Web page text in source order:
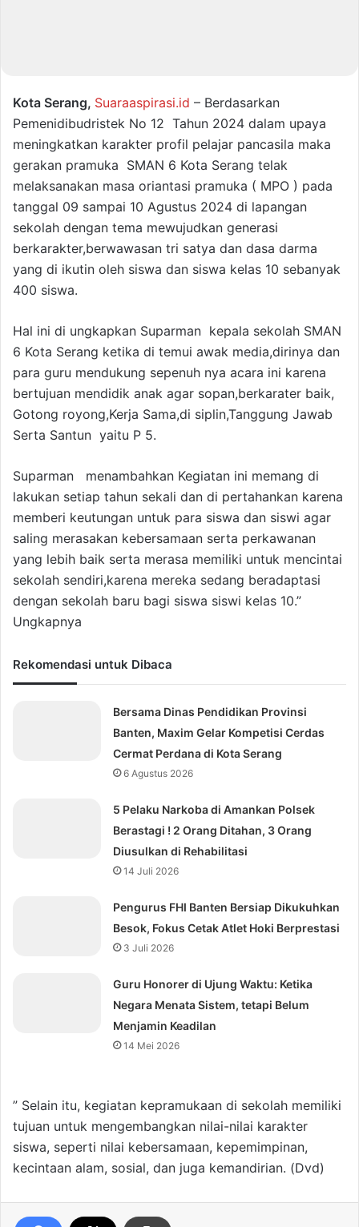
Kota Serang, Suaraaspirasi.id – Berdasarkan
Pemenidibudristek No 12 Tahun 2024 dalam upaya
meningkatkan karakter profil pelajar pancasila maka
gerakan pramuka SMAN 6 Kota Serang telak
melaksanakan masa oriantasi pramuka ( MPO ) pada
tanggal 09 sampai 10 Agustus 2024 di lapangan
sekolah dengan tema mewujudkan generasi
berkarakter,berwawasan tri satya dan dasa darma
yang di ikutin oleh siswa dan siswa kelas 10 sebanyak
400 siswa.
Hal ini di ungkapkan Suparman kepala sekolah SMAN
6 Kota Serang ketika di temui awak media,dirinya dan
para guru mendukung sepenuh nya acara ini karena
bertujuan mendidik anak agar sopan,berkarater baik,
Gotong royong,Kerja Sama,di siplin,Tanggung Jawab
Serta Santun yaitu P 5.
Suparman menambahkan Kegiatan ini memang di
lakukan setiap tahun sekali dan di pertahankan karena
memberi keutungan untuk para siswa dan siswi agar
saling merasakan kebersamaan serta perkawanan
yang lebih baik serta merasa memiliki untuk mencintai
sekolah sendiri,karena mereka sedang beradaptasi
dengan sekolah baru bagi siswa siswi kelas 10.”
Ungkapnya
Rekomendasi untuk Dibaca
Bersama Dinas Pendidikan Provinsi
Banten, Maxim Gelar Kompetisi Cerdas
Cermat Perdana di Kota Serang
6 Agustus 2026
5 Pelaku Narkoba di Amankan Polsek
Berastagi ! 2 Orang Ditahan, 3 Orang
Diusulkan di Rehabilitasi
14 Juli 2026
Pengurus FHI Banten Bersiap Dikukuhkan
Besok, Fokus Cetak Atlet Hoki Berprestasi
3 Juli 2026
Guru Honorer di Ujung Waktu: Ketika
Negara Menata Sistem, tetapi Belum
Menjamin Keadilan
14 Mei 2026
” Selain itu, kegiatan kepramukaan di sekolah memiliki
tujuan untuk mengembangkan nilai-nilai karakter
siswa, seperti nilai kebersamaan, kepemimpinan,
kecintaan alam, sosial, dan juga kemandirian. (Dvd)